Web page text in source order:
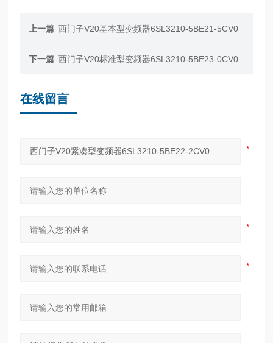
上一篇 西门子V20基本型变频器6SL3210-5BE21-5CV0
下一篇 西门子V20标准型变频器6SL3210-5BE23-0CV0
在线留言